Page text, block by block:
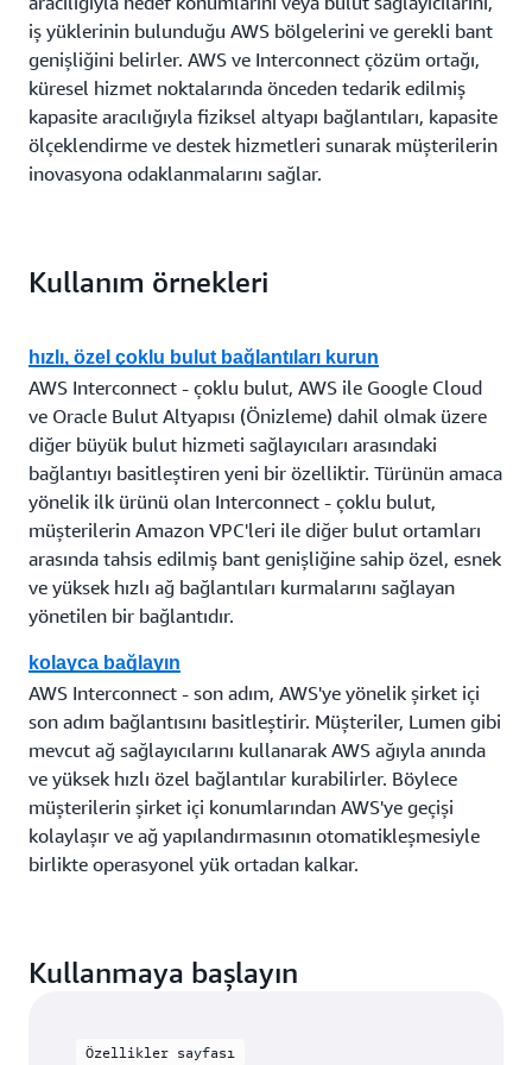
amaçlıyor.
iş yüklerinin bulunduğu AWS bölgelerini ve gerekli bant
genişliğini belirler. AWS ve Interconnect çözüm ortağı,
küresel hizmet noktalarında önceden tedarik edilmiş
kapasite aracılığıyla fiziksel altyapı bağlantıları, kapasite
ölçeklendirme ve destek hizmetleri sunarak müşterilerin
inovasyona odaklanmalarını sağlar.
Kullanım örnekleri
hızlı, özel çoklu bulut bağlantıları kurun
AWS Interconnect - çoklu bulut, AWS ile Google Cloud
ve Oracle Bulut Altyapısı (Önizleme) dahil olmak üzere
diğer büyük bulut hizmeti sağlayıcıları arasındaki
bağlantıyı basitleştiren yeni bir özelliktir. Türünün amaca
yönelik ilk ürünü olan Interconnect - çoklu bulut,
müşterilerin Amazon VPC'leri ile diğer bulut ortamları
arasında tahsis edilmiş bant genişliğine sahip özel, esnek
ve yüksek hızlı ağ bağlantıları kurmalarını sağlayan
yönetilen bir bağlantıdır.
kolayca bağlayın
AWS Interconnect - son adım, AWS'ye yönelik şirket içi
son adım bağlantısını basitleştirir. Müşteriler, Lumen gibi
mevcut ağ sağlayıcılarını kullanarak AWS ağıyla anında
ve yüksek hızlı özel bağlantılar kurabilirler. Böylece
müşterilerin şirket içi konumlarından AWS'ye geçişi
kolaylaşır ve ağ yapılandırmasının otomatikleşmesiyle
birlikte operasyonel yük ortadan kalkar.
Kullanmaya başlayın
Özellikler sayfası